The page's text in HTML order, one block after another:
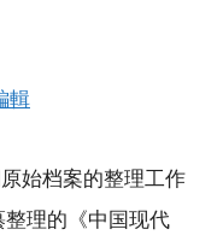
輯
始档案的整理工作
理的《中国现代